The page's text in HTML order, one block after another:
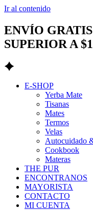
Ir al contenido
ENVÍO
SUPERIOR A
E-SHOP
Yerba Mate
Tisanas
Mates
Termos
Velas
Autocuidado
Cookbook
Materas
THE PUR
ENCONTRANOS
MAYORISTA
CONTACTO
MI CUENTA